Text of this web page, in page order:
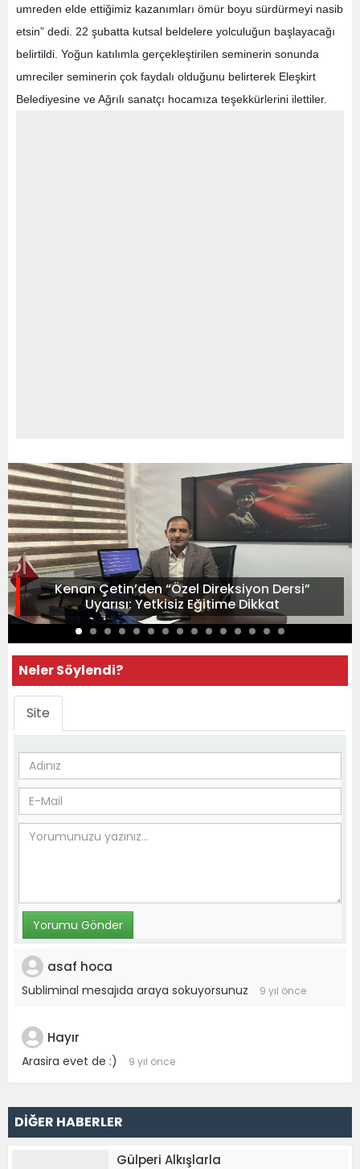
umreden elde ettiğimiz kazanımları ömür boyu sürdürmeyi nasib
etsin” dedi. 22 şubatta kutsal beldelere yolculuğun başlayacağı
belirtildi. Yoğun katılımla gerçekleştirilen seminerin sonunda
umreciler seminerin çok faydalı olduğunu belirterek Eleşkirt
Belediyesine ve Ağrılı sanatçı hocamıza teşekkürlerini ilettiler.
Kenan Çetin’den “Özel Direksiyon Dersi”
Uyarısı: Yetkisiz Eğitime Dikkat
Neler Söylendi?
Site
asaf hoca
Subliminal mesajıda araya sokuyorsunuz 9 yıl önce
Hayır
Arasira evet de :) 9 yıl önce
DİĞER HABERLER
Gülperi Alkışlarla